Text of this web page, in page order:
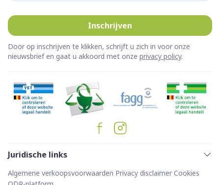
Inschrijven
Door op inschrijven te klikken, schrijft u zich in voor onze
nieuwsbrief en gaat u akkoord met onze privacy policy.
Juridische links
Algemene verkoopsvoorwaarden Privacy disclaimer Cookies